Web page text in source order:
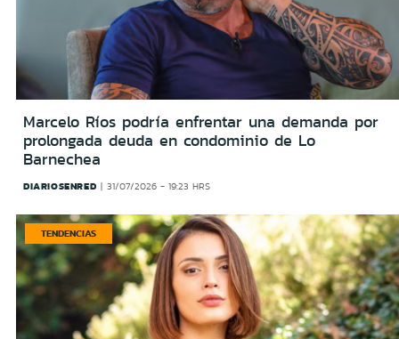
Marcelo Ríos podría enfrentar una demanda por
prolongada deuda en condominio de Lo
Barnechea
DIARIOSENRED 31/07/2026 - 19:23 HRS
TENDENCIAS